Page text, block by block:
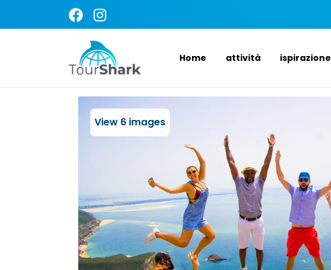
Home attività ispirazione
View 6 images